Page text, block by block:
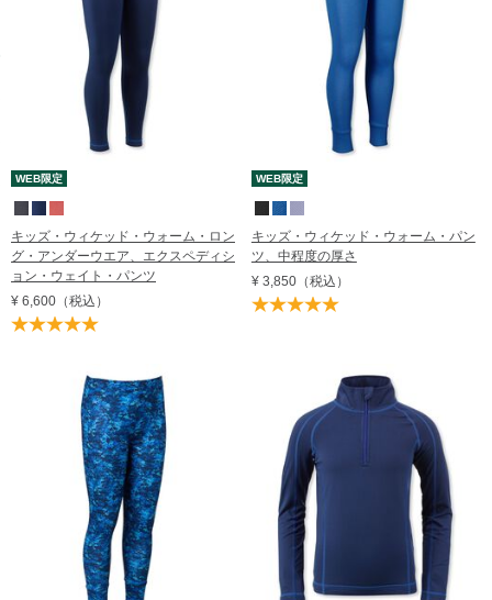
WEB限定
キッズ・ウィケッド・ウォーム・ロン
グ・アンダーウエア、エクスペディシ
ョン・ウェイト・パンツ
¥ 6,600 （税込）
WEB限定
キッズ・ウィケッド・ウォーム・パン
ツ、中程度の厚さ
¥ 3,850（税込）